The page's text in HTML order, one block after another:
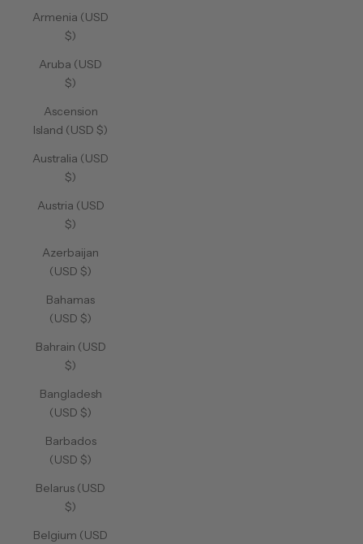
Armenia (USD
$)
Aruba (USD
$)
Ascension
Island (USD $)
Australia (USD
$)
Austria (USD
$)
Azerbaijan
(USD $)
Bahamas
(USD $)
Bahrain (USD
$)
Bangladesh
(USD $)
Barbados
(USD $)
Belarus (USD
$)
Belgium (USD